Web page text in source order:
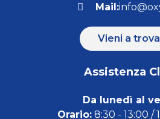
Mail:
Vieni a
Assistenza
Da lunedì al
Orario:8:30 - 13:00 /